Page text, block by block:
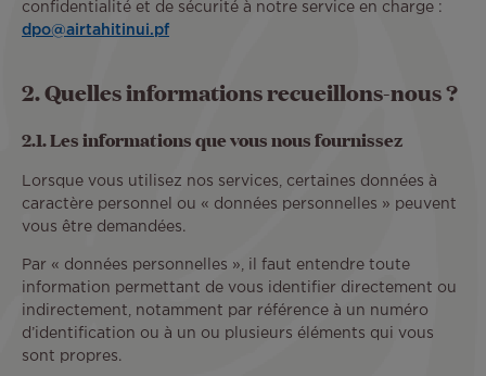
confidentialité et de sécurité à notre service en charge :
dpo@airtahitinui.pf
2. Quelles informations recueillons-nous ?
2.1. Les informations que vous nous fournissez
Lorsque vous utilisez nos services, certaines données à
caractère personnel ou « données personnelles » peuvent
vous être demandées.
Par « données personnelles », il faut entendre toute
information permettant de vous identifier directement ou
indirectement, notamment par référence à un numéro
d’identification ou à un ou plusieurs éléments qui vous
sont propres.